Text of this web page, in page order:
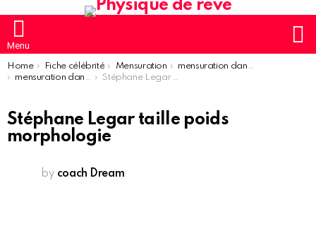
Menu
You are here:
Home Fiche célébrité Mensuration
mensuration danseur
mensuration danseur homme
Stéphane Legar taille poids morphologie
Stéphane Legar taille poids
morphologie
by coach Dream